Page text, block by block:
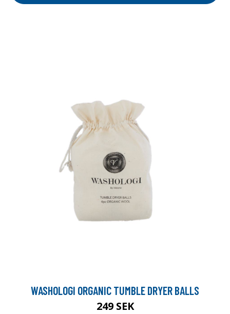
WASHOLOGI ORGANIC TUMBLE DRYER BALLS
249 SEK